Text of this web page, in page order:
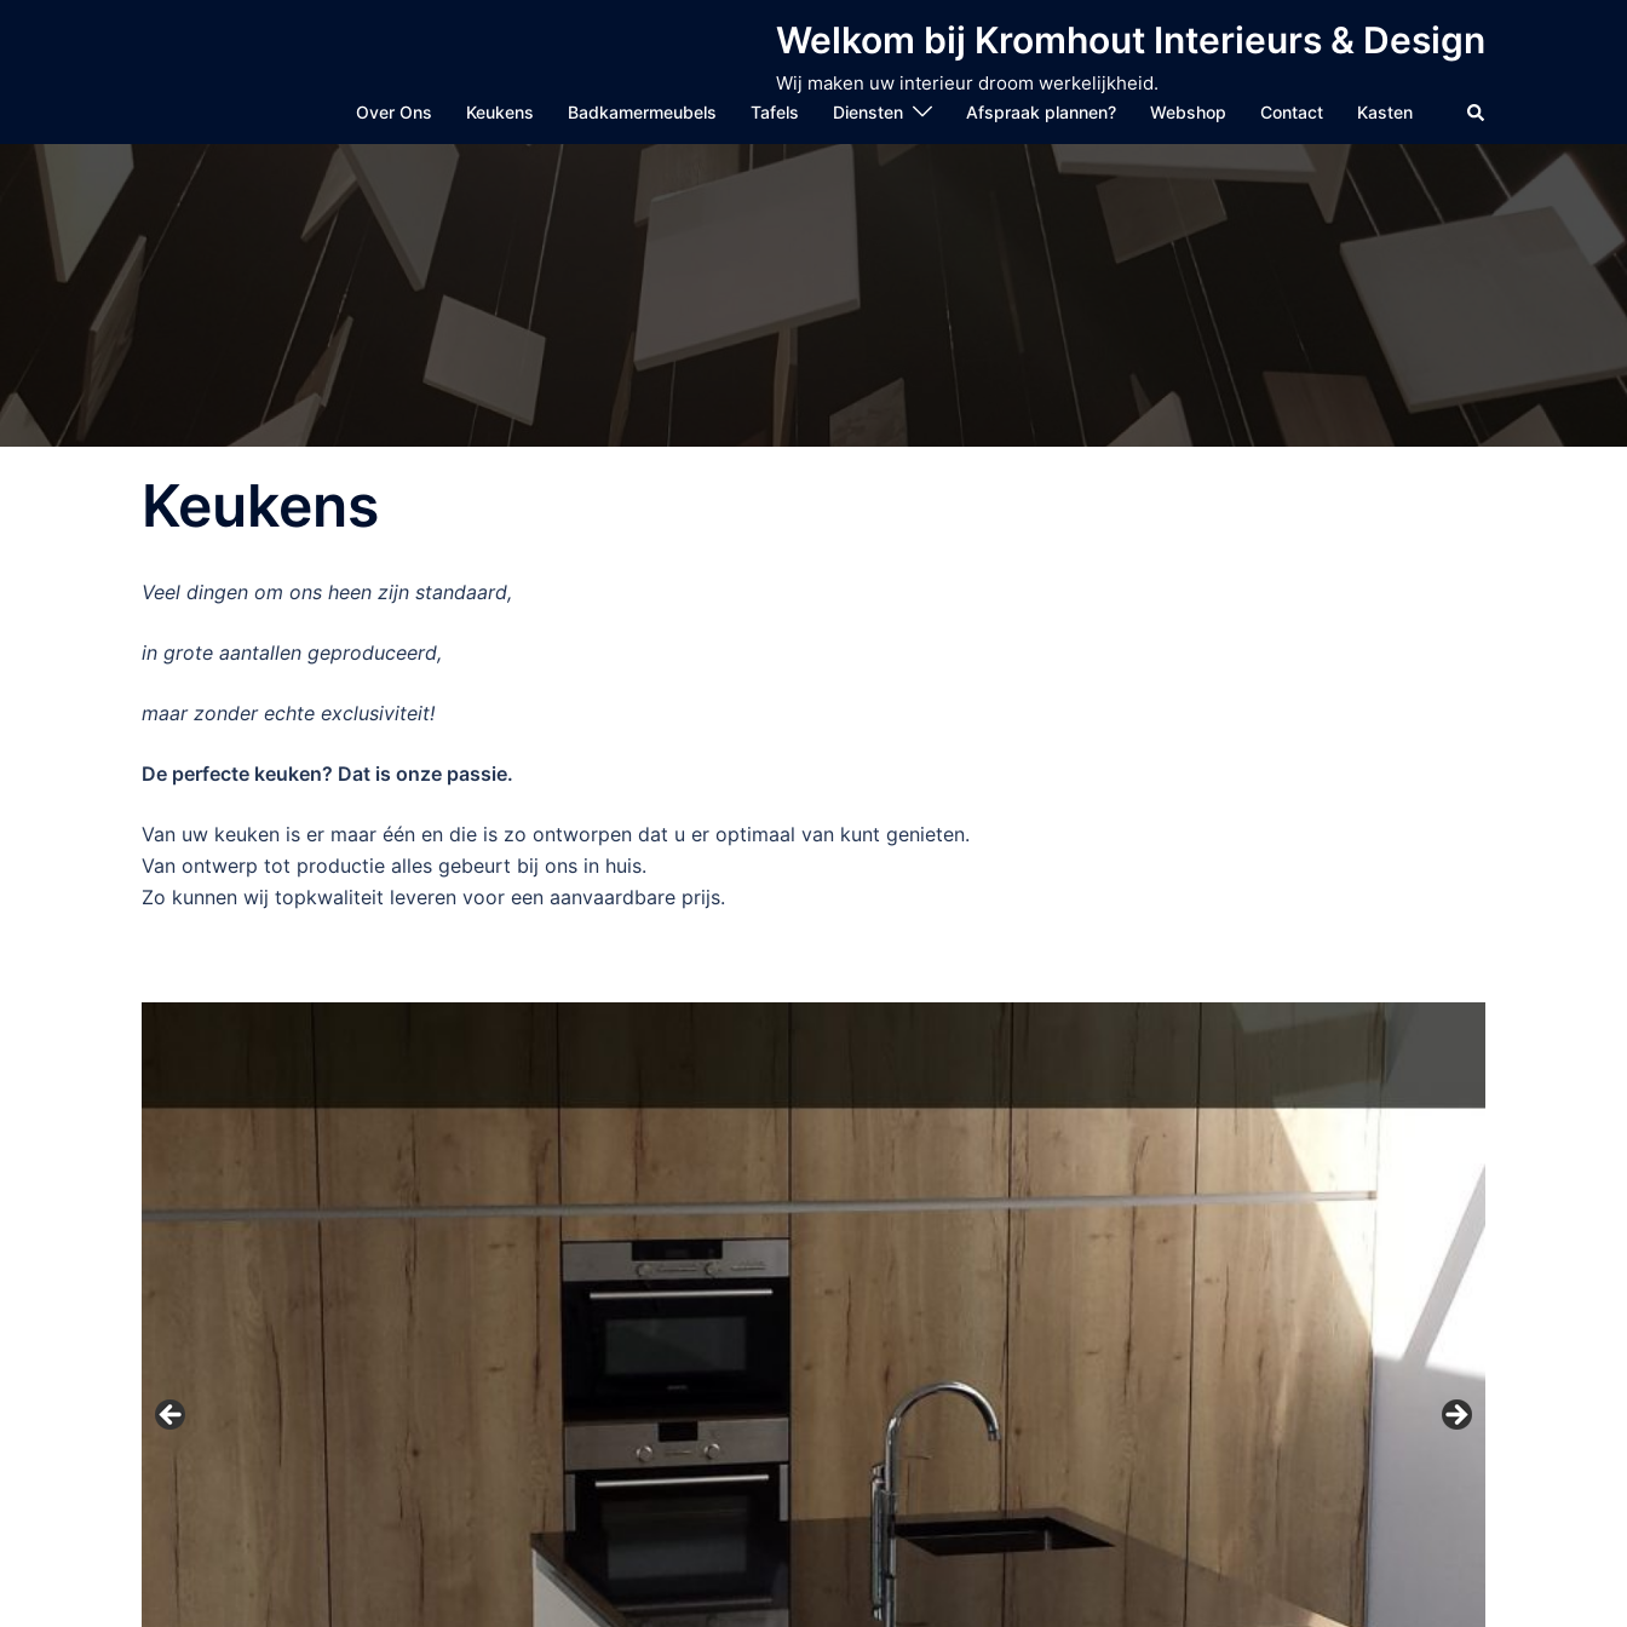
Welkom bij Kromhout Interieurs & Design
Wij maken uw interieur droom werkelijkheid.
Over Ons Keukens Badkamermeubels Tafels Diensten Afspraak plannen? Webshop Contact Kasten Zoeken
Keukens
Veel dingen om ons heen zijn standaard,
in grote aantallen geproduceerd,
maar zonder echte exclusiviteit!
De perfecte keuken? Dat is onze passie.
Van uw keuken is er maar één en die is zo ontworpen dat u er optimaal van kunt genieten.
Van ontwerp tot productie alles gebeurt bij ons in huis.
Zo kunnen wij topkwaliteit leveren voor een aanvaardbare prijs.